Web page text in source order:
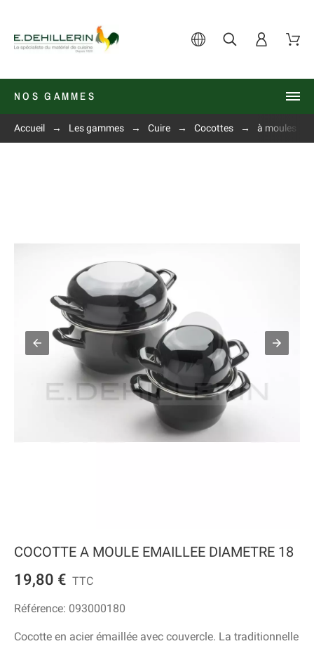
NOS GAMMES
Accueil Les gammes Cuire Cocottes à moules
COCOTTE A MOULE EMAILLEE DIAMETRE 18
19,80 € TTC
Référence: 093000180
Cocotte en acier émaillée avec couvercle. La traditionnelle